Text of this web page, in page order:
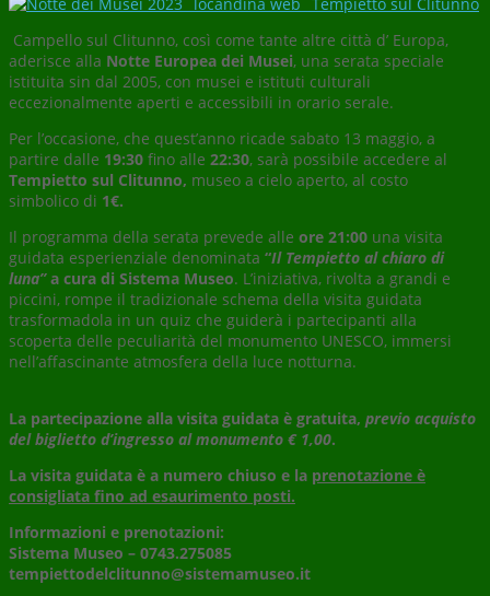
Campello sul Clitunno, così come tante altre città d’ Europa,
aderisce alla Notte Europea dei Musei, una serata speciale
istituita sin dal 2005, con musei e istituti culturali
eccezionalmente aperti e accessibili in orario serale.
Per l’occasione, che quest’anno ricade sabato 13 maggio, a
partire dalle 19:30 fino alle 22:30, sarà possibile accedere al
Tempietto sul Clitunno, museo a cielo aperto, al costo
simbolico di 1€.
Il programma della serata prevede alle ore 21:00 una visita
guidata esperienziale denominata “Il Tempietto al chiaro di
luna”a cura di Sistema Museo. L’iniziativa, rivolta a grandi e
piccini, rompe il tradizionale schema della visita guidata
trasformadola in un quiz che guiderà i partecipanti alla
scoperta delle peculiarità del monumento UNESCO, immersi
nell’affascinante atmosfera della luce notturna.
La partecipazione alla visita guidata è gratuita, previo acquisto
del biglietto d’ingresso al monumento € 1,00.
La visita guidata è a numero chiuso e la prenotazione è
consigliata fino ad esaurimento posti.
Informazioni e prenotazioni:
Sistema Museo – 0743.275085
tempiettodelclitunno@sistemamuseo.it